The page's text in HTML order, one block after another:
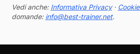
Vedi anche: Informativa Privacy·
domande: info@best-trainer.net.